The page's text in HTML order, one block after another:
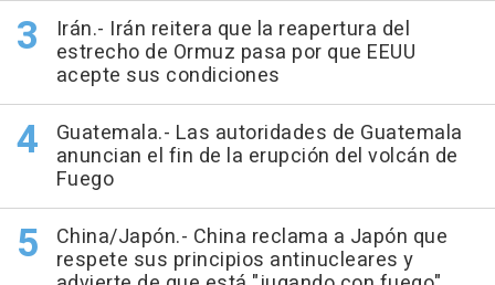
Irán.- Irán reitera que la reapertura del
estrecho de Ormuz pasa por que EEUU
acepte sus condiciones
Guatemala.- Las autoridades de Guatemala
anuncian el fin de la erupción del volcán de
Fuego
China/Japón.- China reclama a Japón que
respete sus principios antinucleares y